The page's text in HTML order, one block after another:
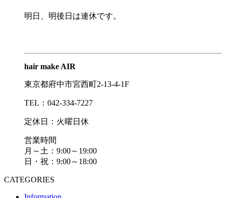
明日、明後日は連休です。
hair make AIR
東京都府中市宮西町2-13-4-1F
TEL：042-334-7227
定休日：火曜日休
営業時間
月～土：9:00～19:00
日・祝：9:00～18:00
CATEGORIES